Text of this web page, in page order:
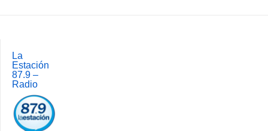
navigation
La
Estación
87.9 –
Radio